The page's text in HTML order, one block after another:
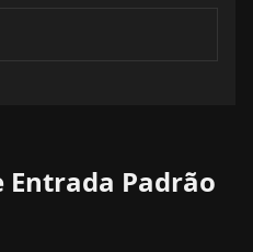
Entrada Padrão